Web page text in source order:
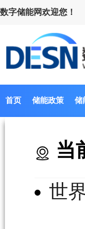
数字储能网欢迎您！
首页 储能政策 储
当
世